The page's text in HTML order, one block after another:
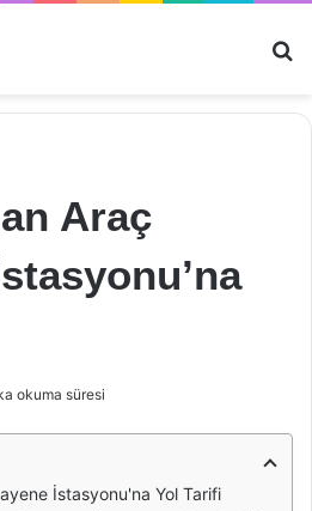
Araç
okuma süresi
İstasyonu'na Yol Tarifi